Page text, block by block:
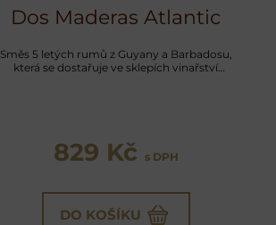
Dos Maderas Atlantic
Směs 5 letých rumů z Guyany a Barbadosu,
která se dostařuje ve sklepích vinařství
829 Kč s DPH
DO KOŠÍKU